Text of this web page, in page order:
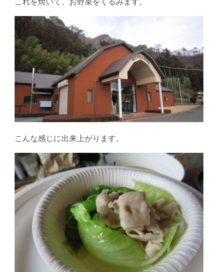
これを焼いて、お野菜をくるみます。
こんな感じに出来上がります。